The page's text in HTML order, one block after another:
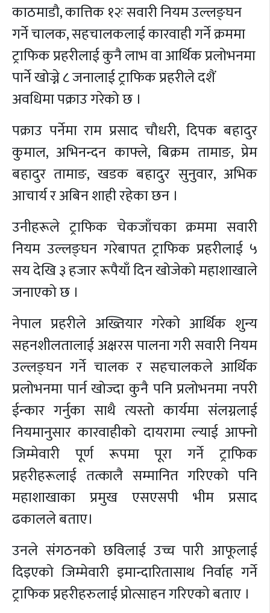
काठमाडौ, कात्तिक १२ः सवारी नियम उल्लङ्घन
गर्ने चालक, सहचालकलाई कारवाही गर्ने क्रममा
ट्राफिक प्रहरीलाई कुनै लाभ वा आर्थिक प्रलोभनमा
पार्ने खोज्ने ८ जनालाई ट्राफिक प्रहरीले दशैं
अवधिमा पक्राउ गरेको छ ।
पक्राउ पर्नेमा राम प्रसाद चौधरी, दिपक बहादुर
कुमाल, अभिनन्दन काफ्ले, बिक्रम तामाङ, प्रेम
बहादुर तामाङ, खडक बहादुर सुनुवार, अभिक
आचार्य र अबिन शाही रहेका छन ।
उनीहरूले ट्राफिक चेकजाँचका क्रममा सवारी
नियम उल्लङ्घन गरेबापत ट्राफिक प्रहरीलाई ५
सय देखि ३ हजार रूपैयाँ दिन खोजेको महाशाखाले
जनाएको छ ।
नेपाल प्रहरीले अख्तियार गरेको आर्थिक शुन्य
सहनशीलतालाई अक्षरस पालना गरी सवारी नियम
उल्लङ्घन गर्ने चालक र सहचालकले आर्थिक
प्रलोभनमा पार्न खोज्दा कुनै पनि प्रलोभनमा नपरी
ईन्कार गर्नुका साथै त्यस्तो कार्यमा संलग्नलाई
नियमानुसार कारवाहीको दायरामा ल्याई आफ्नो
जिम्मेवारी पूर्ण रूपमा पूरा गर्ने ट्राफिक
प्रहरीहरूलाई तत्कालै सम्मानित गरिएको पनि
महाशाखाका प्रमुख एसएसपी भीम प्रसाद
ढकालले बताए।
उनले संगठनको छविलाई उच्च पारी आफूलाई
दिइएको जिम्मेवारी इमान्दारितासाथ निर्वाह गर्ने
ट्राफिक प्रहरीहरुलाई प्रोत्साहन गरिएको बताए ।